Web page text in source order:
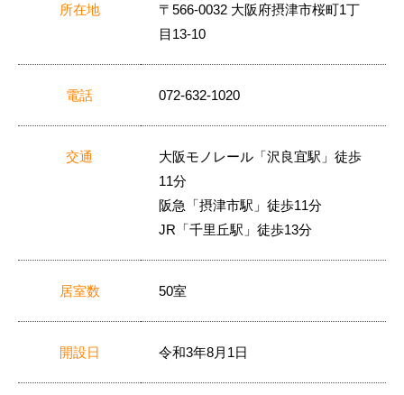
所在地
〒566-0032 大阪府摂津市桜町1丁
目13-10
電話 072-632-1020
交通
大阪モノレール「沢良宜駅」徒歩
11分
阪急「摂津市駅」徒歩11分
JR「千里丘駅」徒歩13分
居室数 50室
開設日 令和3年8月1日